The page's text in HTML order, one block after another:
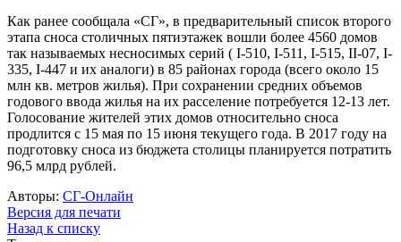
Как ранее сообщала «СГ», в предварительный список второго
этапа сноса столичных пятиэтажек вошли более 4560 домов
так называемых несносимых серий ( I-510, I-511, I-515, II-07, I-
335, I-447 и их аналоги) в 85 районах города (всего около 15
млн кв. метров жилья). При сохранении средних объемов
годового ввода жилья на их расселение потребуется 12-13 лет.
Голосование жителей этих домов относительно сноса
продлится с 15 мая по 15 июня текущего года. В 2017 году на
подготовку сноса из бюджета столицы планируется потратить
96,5 млрд рублей.
Авторы: СГ-Онлайн
Версия для печати
Назад к списку